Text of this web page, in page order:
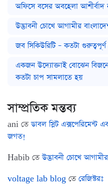
অফিসে বসের অবহেলা আশীর্বাদ
উদ্ভাবনী চোখে আগামীর
জব সিকিউরিটি – কতটা
একজন উদ্যোক্তাই বোঝেন
কতটা চাপ সামলাতে হয়
সাম্প্রতিক মন্তব্য
ani তেডাবল স্লিট এক্সপেরিমেন্ট
জগত!
Habib তেউদ্ভাবনী চোখে
voltage lab blog তেরেজিস্টরঃ